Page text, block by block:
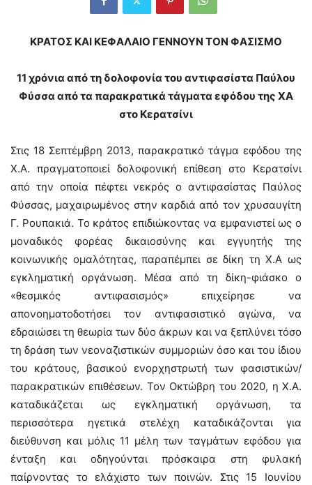
ΚΡΑΤΟΣ ΚΑΙ ΚΕΦΑΛΑΙΟ ΓΕΝΝΟΥΝ ΤΟΝ ΦΑΣΙΣΜΟ
11 χρόνια από τη δολοφονία του αντιφασίστα Παύλου
Φύσσα από τα παρακρατικά τάγματα εφόδου της ΧΑ
στο Κερατσίνι
Στις 18 Σεπτέμβρη 2013, παρακρατικό τάγμα εφόδου της
Χ.Α. πραγματοποιεί δολοφονική επίθεση στο Κερατσίνι
από την οποία πέφτει νεκρός ο αντιφασίστας Παύλος
Φύσσας, μαχαιρωμένος στην καρδιά από τον χρυσαυγίτη
Γ. Ρουπακιά. To κράτος επιδιώκοντας να εμφανιστεί ως ο
μοναδικός φορέας δικαιοσύνης και εγγυητής της
κοινωνικής ομαλότητας, παραπέμπει σε δίκη τη Χ.Α ως
εγκληματική οργάνωση. Μέσα από τη δίκη-φιάσκο ο
«θεσμικός αντιφασισμός» επιχείρησε να
απονοηματοδοτήσει τον αντιφασιστικό αγώνα, να
εδραιώσει τη θεωρία των δύο άκρων και να ξεπλύνει τόσο
τη δράση των νεοναζιστικών συμμοριών όσο και του ίδιου
του κράτους, βασικού ενορχηστρωτή των φασιστικών/
παρακρατικών επιθέσεων. Τον Οκτώβρη του 2020, η Χ.Α.
καταδικάζεται ως εγκληματική οργάνωση, τα
περισσότερα ηγετικά στελέχη καταδικάζονται για
διεύθυνση και μόλις 11 μέλη των ταγμάτων εφόδου για
ένταξη και οδηγούνται πρόσκαιρα στη φυλακή
παίρνοντας το ελάχιστο των ποινών. Στις 15 Ιουνίου